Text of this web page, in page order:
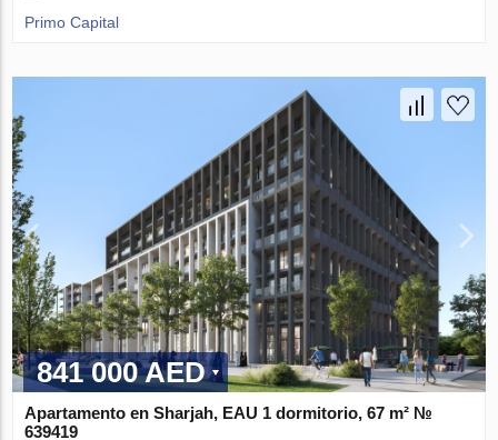
Primo Capital
841 000 AED
Apartamento en Sharjah, EAU 1 dormitorio, 67 m² №
639419